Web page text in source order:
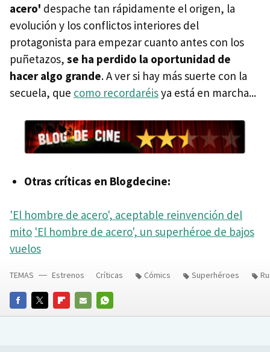
acero' despache tan rápidamente el origen, la
evolución y los conflictos interiores del
protagonista para empezar cuanto antes con los
puñetazos, se ha perdido la oportunidad de
hacer algo grande. A ver si hay más suerte con la
secuela, que como recordaréisya está en marcha...
Otras críticas en Blogdecine:
'El hombre de acero', aceptable reinvención del
mito 'El hombre de acero', un superhéroe de bajos
vuelos
FACEBOOKTWITTERFLIPBOARD
E-
WHATSAPP
TEMAS Estrenos Críticas Cómics Superhéroes